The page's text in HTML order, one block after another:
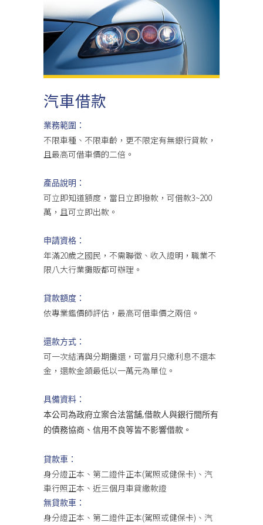
汽車借款
業務範圍：
不限車種、不限車齡，更不限定有無銀行貸款，
且最高可借車價的二倍。
產品說明：
可立即知道額度，當日立即撥款，可借款3~200
萬，且可立即出款。
申請資格：
年滿20歲之國民，不需聯徵、收入證明，職業不
限八大行業攤販都可辦理。
貸款額度：
依專業鑑價師評估，最高可借車價之兩倍。
還款方式：
可一次結清與分期攤還，可當月只繳利息不還本
金，還款金頷最低以一萬元為單位。
具備資料：
本公司為政府立案合法當舗,借款人與銀行間所有
的債務協商、信用不良等皆不影響借款。
貸款車：
身分證正本、第二證件正本(駕照或健保卡)、汽
車行照正本、近三個月車貸繳款證
無貸款車：
身分證正本、第二證件正本(駕照或健保卡)、汽